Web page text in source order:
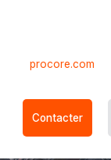
procore.com
Contacter